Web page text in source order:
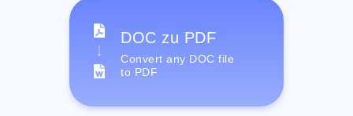
DOC zu PDF
Convert any DOC file
to PDF